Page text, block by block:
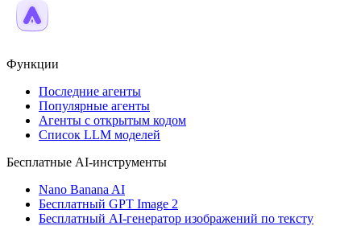
Функции
Последние агенты
Популярные агенты
Агенты с открытым кодом
Список LLM моделей
Бесплатные AI-инструменты
Nano Banana AI
Бесплатный GPT Image 2
Бесплатный AI-генератор изображений по тексту